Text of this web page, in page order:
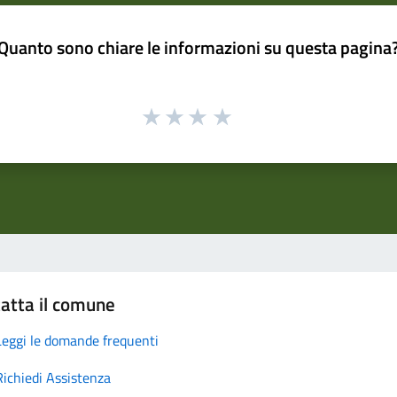
sono chiare le informazioni su questa
il comune
le domande frequenti
Assistenza